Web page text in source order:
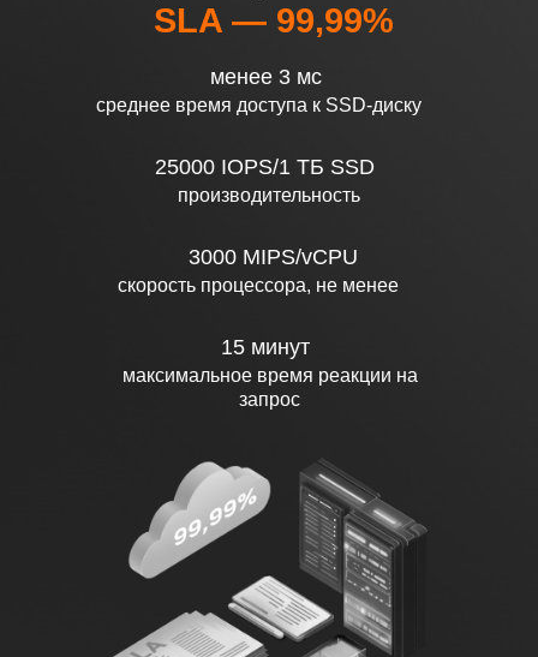
SLA — 99,99%
3000 MIPS/vCPU
скорость процессора, не менее
25000 IOPS/1 ТБ SSD
производительность
менее 3 мс
максимальное время реакции на
запрос
15 минут
среднее время доступа к SSD-диску